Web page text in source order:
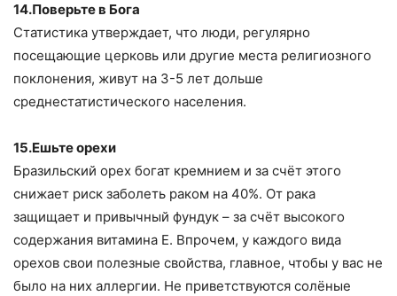
14.Поверьте в Бога
Статистика утверждает, что люди, регулярно
посещающие церковь или другие места религиозного
поклонения, живут на 3-5 лет дольше
среднестатистического населения.
15.Ешьте орехи
Бразильский орех богат кремнием и за счёт этого
снижает риск заболеть раком на 40%. От рака
защищает и привычный фундук – за счёт высокого
содержания витамина Е. Впрочем, у каждого вида
орехов свои полезные свойства, главное, чтобы у вас не
было на них аллергии. Не приветствуются солёные